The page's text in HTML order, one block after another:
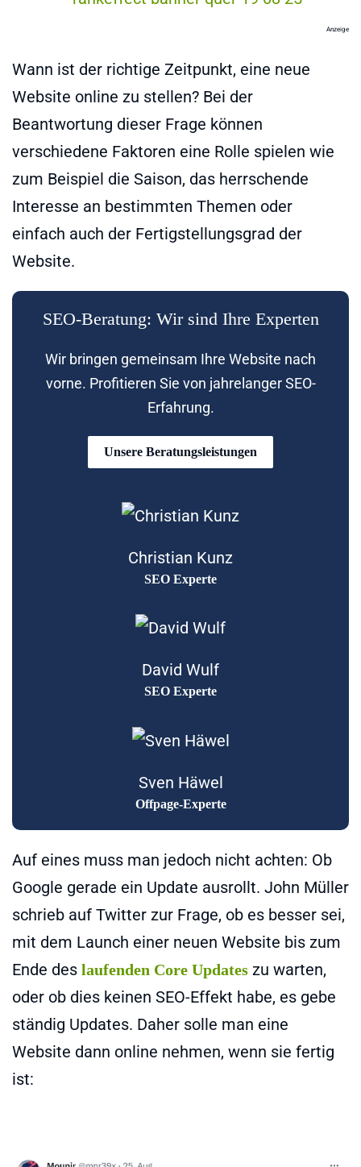
Anzeige
Wann ist der richtige Zeitpunkt, eine neue
Website online zu stellen? Bei der
Beantwortung dieser Frage können
verschiedene Faktoren eine Rolle spielen wie
zum Beispiel die Saison, das herrschende
Interesse an bestimmten Themen oder
einfach auch der Fertigstellungsgrad der
Website.
SEO-Beratung: Wir sind Ihre Experten
Wir bringen gemeinsam Ihre Website nach
vorne. Profitieren Sie von jahrelanger SEO-
Erfahrung.
Unsere Beratungsleistungen
Christian Kunz
SEO Experte
David Wulf
SEO Experte
Sven Häwel
Offpage-Experte
Auf eines muss man jedoch nicht achten: Ob
Google gerade ein Update ausrollt. John Müller
schrieb auf Twitter zur Frage, ob es besser sei,
mit dem Launch einer neuen Website bis zum
Ende des laufenden Core Updates zu warten,
oder ob dies keinen SEO-Effekt habe, es gebe
ständig Updates. Daher solle man eine
Website dann online nehmen, wenn sie fertig
ist: